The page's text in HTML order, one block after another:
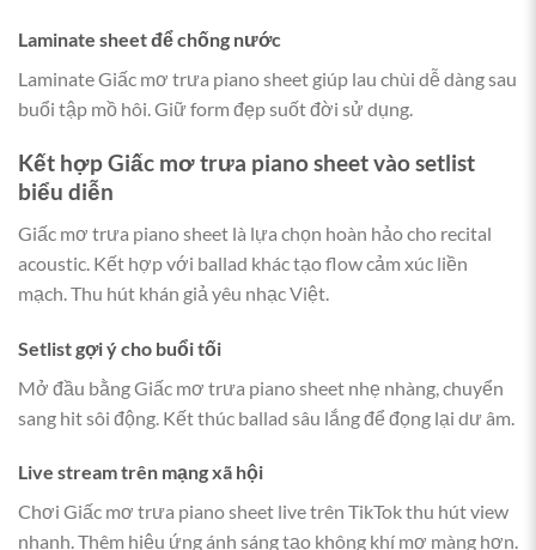
Laminate sheet để chống nước
Laminate Giấc mơ trưa piano sheet giúp lau chùi dễ dàng sau
buổi tập mồ hôi. Giữ form đẹp suốt đời sử dụng.
Kết hợpGiấc mơ trưa piano sheetvào setlist
biểu diễn
Giấc mơ trưa piano sheet là lựa chọn hoàn hảo cho recital
acoustic. Kết hợp với ballad khác tạo flow cảm xúc liền
mạch. Thu hút khán giả yêu nhạc Việt.
Setlist gợi ý cho buổi tối
Mở đầu bằng Giấc mơ trưa piano sheet nhẹ nhàng, chuyển
sang hit sôi động. Kết thúc ballad sâu lắng để đọng lại dư âm.
Live stream trên mạng xã hội
Chơi Giấc mơ trưa piano sheet live trên TikTok thu hút view
nhanh. Thêm hiệu ứng ánh sáng tạo không khí mơ màng hơn.